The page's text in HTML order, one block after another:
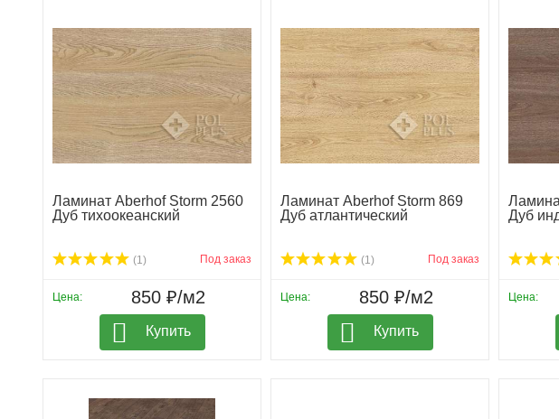
Ламинат Aberhof Storm 2560
Дуб тихоокеанский
(1) Под заказ
Цена: 850 ₽/м2
Купить
Ламинат Aberhof Storm 869
Дуб атлантический
(1) Под заказ
Цена: 850 ₽/м2
Купить
Дуб
Цена: